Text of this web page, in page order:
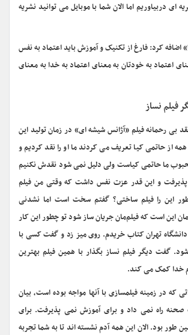
ای دربیاوریم اما الان شما با موبایل می توانید نشریه
اضافه کرد: فارغ از تکنیک و آموزش باید اعتماد به نفس
اعتماد به خودتان به معنای اعتماد به خدا به معنای
فیلم نساز
بی رحمانه فیلم «آژانس شیشه ای» در زمان تولید این
از حاتمی کیا تعریف می کردند ما او را نقد کردیم و
ما حاتمی کیاست ولی دلیل نمی شود نقدش نکنیم
پذیرفت و این قدر عزت نفس داشت که وقتی من فیلم
این را فیلم ساختی؟ گفتم سخت است اما نشدنی
این است که فیلم‌مان جریان ساز شود تو چطور این کار
تهران کتاب خریدم. روی میز زد و گفت کسی با
گفت دیگر فیلم نساز بگذار با همین فیلم بهترین
خدا کمک می کند.
که در زمینه فیلمسازی با آنها مواجه بوده است، بیان
راه نمی داد و برای آموزش نمی پذیرفت. برای
طور بود. الان این همه آدم نشسته اند تا به شما تجربه